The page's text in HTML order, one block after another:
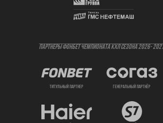
ПАРТНЕРЫ ФОНБЕТ ЧЕМПИОНАТА КХЛ СЕЗОНА 2026-
титульный партнер генеральный партнёр